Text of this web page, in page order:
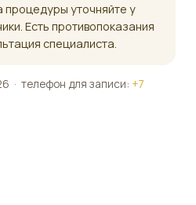
уточняйте у
Есть противопоказания
специалиста.
· телефон для записи: +7